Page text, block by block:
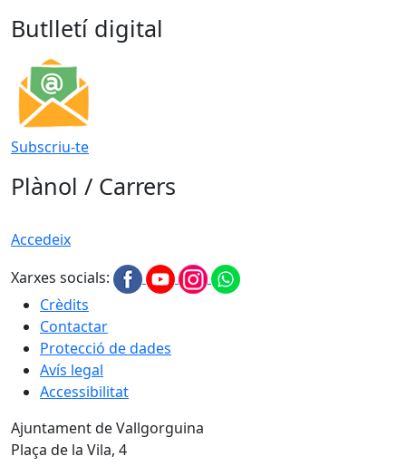
Butlletí digital
Subscriu-te
Plànol / Carrers
Accedeix
Xarxes socials:
Crèdits
Contactar
Protecció de dades
Avís legal
Accessibilitat
Ajuntament de Vallgorguina
Plaça de la Vila, 4